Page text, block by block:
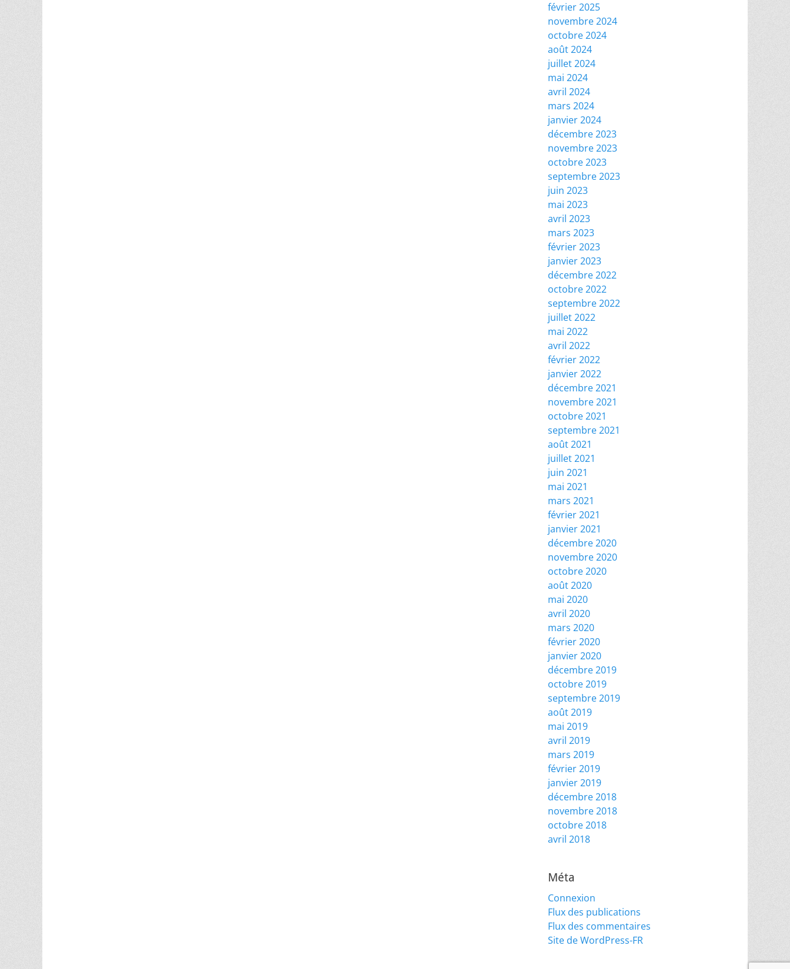
février 2025
novembre 2024
octobre 2024
août 2024
juillet 2024
mai 2024
avril 2024
mars 2024
janvier 2024
décembre 2023
novembre 2023
octobre 2023
septembre 2023
juin 2023
mai 2023
avril 2023
mars 2023
février 2023
janvier 2023
décembre 2022
octobre 2022
septembre 2022
juillet 2022
mai 2022
avril 2022
février 2022
janvier 2022
décembre 2021
novembre 2021
octobre 2021
septembre 2021
août 2021
juillet 2021
juin 2021
mai 2021
mars 2021
février 2021
janvier 2021
décembre 2020
novembre 2020
octobre 2020
août 2020
mai 2020
avril 2020
mars 2020
février 2020
janvier 2020
décembre 2019
octobre 2019
septembre 2019
août 2019
mai 2019
avril 2019
mars 2019
février 2019
janvier 2019
décembre 2018
novembre 2018
octobre 2018
avril 2018
Méta
Connexion
Flux des publications
Flux des commentaires
Site de WordPress-FR